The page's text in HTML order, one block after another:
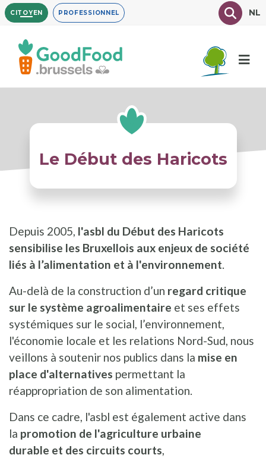
Aller
au
contenu
principal
CITOYEN PROFESSIONNEL TexteNL
Le Début des Haricots
Depuis 2005, l'asbl du Début des Haricots
sensibilise les Bruxellois aux enjeux de société
liés à l’alimentation et à l'environnement.
Au-delà de la construction d’un regard critique
sur le système agroalimentaire et ses effets
systémiques sur le social, l’environnement,
l'économie locale et les relations Nord-Sud, nous
veillons à soutenir nos publics dans la mise en
place d'alternatives permettant la
réappropriation de son alimentation.
Dans ce cadre, l'asbl est également active dans
la promotion de l'agriculture urbaine
durable et des circuits courts,